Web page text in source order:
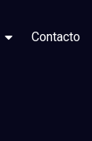
Contacto